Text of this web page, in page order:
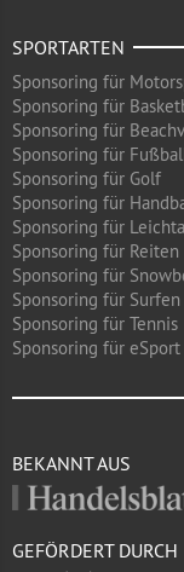
SPORTARTEN
Sponsoring für
Sponsoring für
Sponsoring für
Sponsoring für
Sponsoring für Golf
Sponsoring für
Sponsoring für
Sponsoring für Reiten
Sponsoring für
Sponsoring für Surfen
Sponsoring für Tennis
Sponsoring für eSport
BEKANNT AUS
GEFÖRDERT DURCH